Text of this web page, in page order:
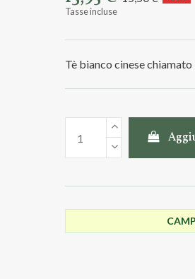
Tasse incluse
Tè bianco cinese chiamato